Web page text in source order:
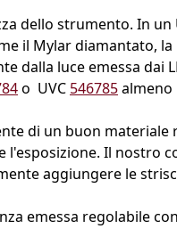
dello strumento. In un
il Mylar diamantato, la
dalla luce emessa dai
o UVC 546785almeno
di un buon
Il nostro
aggiungere le
emessa regolabile